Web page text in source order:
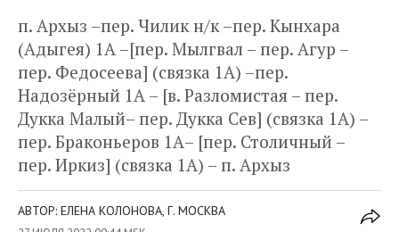
п. Архыз –пер. Чилик н/к –пер. Кынхара
(Адыгея) 1А –[пер. Мылгвал – пер. Агур –
пер. Федосеева] (связка 1А) –пер.
Надозёрный 1А – [в. Разломистая – пер.
Дукка Малый– пер. Дукка Сев] (связка 1А) –
пер. Браконьеров 1А– [пер. Столичный –
пер. Иркиз] (связка 1А) – п. Архыз
АВТОР: ЕЛЕНА КОЛОНОВА, Г. МОСКВА